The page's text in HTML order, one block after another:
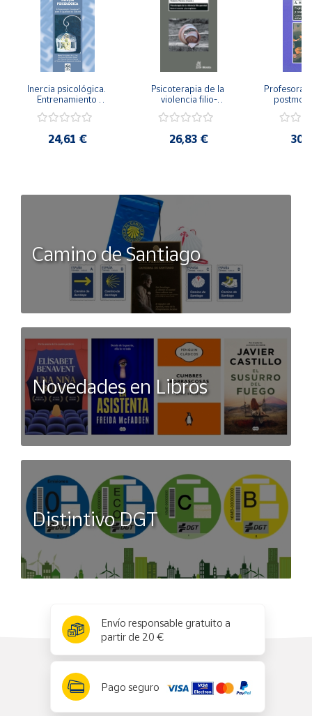
Inercia psicológica.
Entrenamiento
Igualdad de Género.
24,61 €
Psicoterapia de la
violencia filio-
secreto y la
26,83 €
Camino de Santiago
Novedades en Libros
Distintivo DGT
Envío responsable gratuito a
partir de 20 €
Pago seguro